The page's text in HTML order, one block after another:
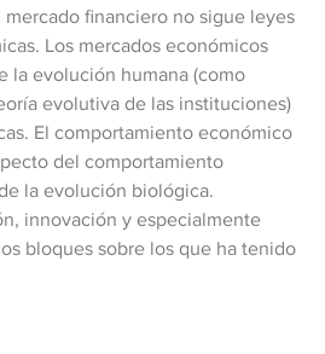
mercado financiero no sigue leyes
Los mercados económicos
la evolución humana (como
evolutiva de las instituciones)
El comportamiento económico
del comportamiento
la evolución biológica.
innovación y especialmente
bloques sobre los que ha tenido